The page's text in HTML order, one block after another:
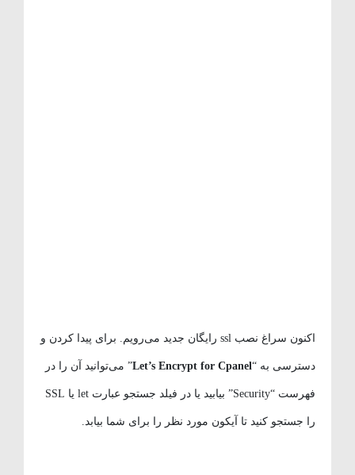
اکنون سراغ نصب ssl رایگان جدید می‌رویم. برای پیدا کردن و
دسترسی به “Let’s Encrypt for Cpanel” می‌توانید آن را در
فهرست “Security” بیابید یا در فیلد جستجو عبارت let یا SSL
را جستجو کنید تا آیکون مورد نظر را برای شما بیابد.